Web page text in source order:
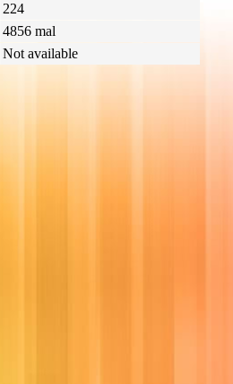
224
4856 mal
Not available